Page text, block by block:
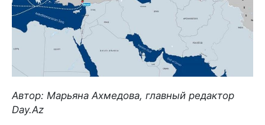
Автор: Марьяна Ахмедова, главный редактор
Day.Az